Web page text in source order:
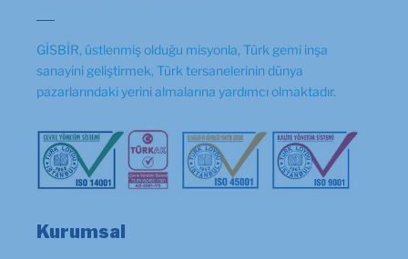
GİSBİR, üstlenmiş olduğu misyonla, Türk gemi inşa
sanayini geliştirmek, Türk tersanelerinin dünya
pazarlarındaki yerini almalarına yardımcı olmaktadır.
Kurumsal